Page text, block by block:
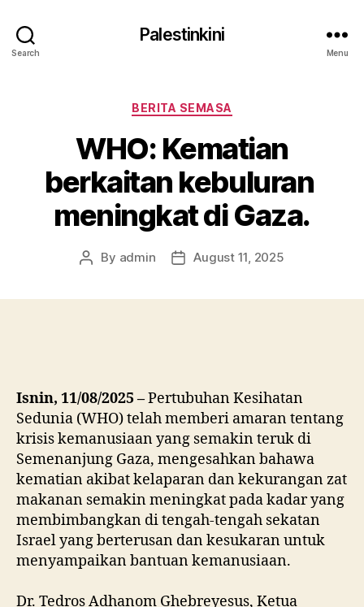
Search
Palestinkini
Menu
Categories
BERITA SEMASA
WHO: Kematian
berkaitan kebuluran
meningkat di Gaza.
Post
By admin
PostAugust 11, 2025
Isnin, 11/08/2025 –Pertubuhan Kesihatan
Sedunia (WHO) telah memberi amaran tentang
krisis kemanusiaan yang semakin teruk di
Semenanjung Gaza, mengesahkan bahawa
kematian akibat kelaparan dan kekurangan zat
makanan semakin meningkat pada kadar yang
membimbangkan di tengah-tengah sekatan
Israel yang berterusan dan kesukaran untuk
menyampaikan bantuan kemanusiaan.
Dr. Tedros Adhanom Ghebreyesus, Ketua